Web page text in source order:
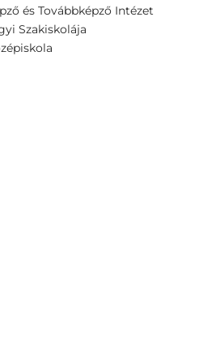
és Továbbképző Intézet
Szakiskolája